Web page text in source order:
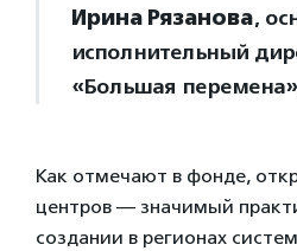
Ирина Рязанова,
исполнительный
«Большая
Как отмечают в фонде,
центров — значимый
создании в регионах